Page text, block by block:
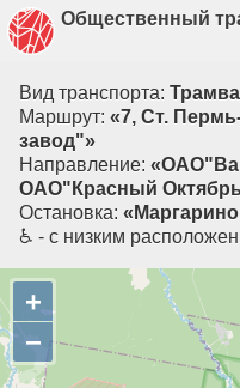
Общественный
Вид транспорта:
Маршрут: «7, Ст.
завод"»
Направление:
ОАО"Красный
Остановка:
♿ - с низким
+
−